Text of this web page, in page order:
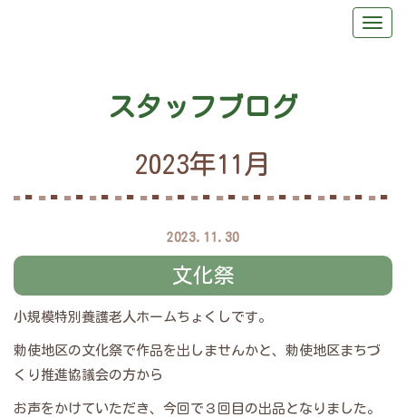
スタッフブログ
2023年11月
2023.11.30
文化祭
小規模特別養護老人ホームちょくしです。
勅使地区の文化祭で作品を出しませんかと、勅使地区まちづ
くり推進協議会の方から
お声をかけていただき、今回で３回目の出品となりました。